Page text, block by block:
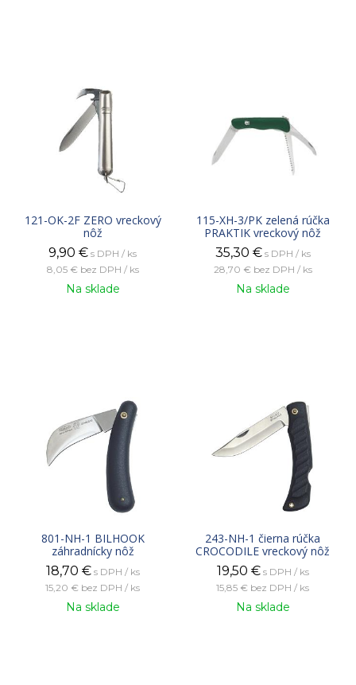
121-OK-2F ZERO vreckový
nôž
9,90 € s DPH / ks
8,05 € bez DPH / ks
Na sklade
115-XH-3/PK zelená rúčka
PRAKTIK vreckový nôž
35,30 € s DPH / ks
28,70 € bez DPH / ks
Na sklade
801-NH-1 BILHOOK
záhradnícky nôž
18,70 € s DPH / ks
15,20 € bez DPH / ks
Na sklade
243-NH-1 čierna rúčka
CROCODILE vreckový nôž
19,50 € s DPH / ks
15,85 € bez DPH / ks
Na sklade